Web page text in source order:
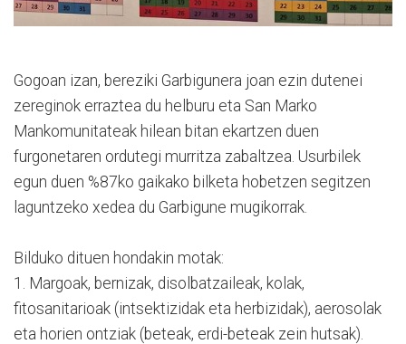
Gogoan izan, bereziki Garbigunera joan ezin dutenei
zereginok erraztea du helburu eta San Marko
Mankomunitateak hilean bitan ekartzen duen
furgonetaren ordutegi murritza zabaltzea. Usurbilek
egun duen %87ko gaikako bilketa hobetzen segitzen
laguntzeko xedea du Garbigune mugikorrak.
Bilduko dituen hondakin motak:
1. Margoak, bernizak, disolbatzaileak, kolak,
fitosanitarioak (intsektizidak eta herbizidak), aerosolak
eta horien ontziak (beteak, erdi-beteak zein hutsak).